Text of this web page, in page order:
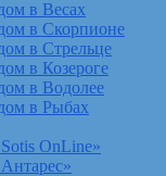
в Весах
в Скорпионе
в Стрельце
в Козероге
в Водолее
в Рыбах
OnLine»